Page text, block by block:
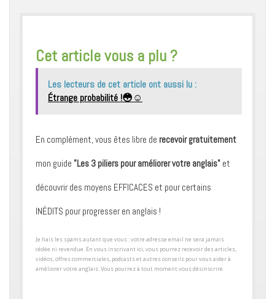
​Cet article vous a plu ?
Les lecteurs de cet article ont aussi lu :
Étrange probabilité !😳☺️
En complément, vous êtes libre de recevoir gratuitement
mon guide "Les 3 piliers pour améliorer votre anglais" et
découvrir des moyens ​EFFICACES et pour certains ​
INÉDITS pour progresser en anglais !
​Je hais les spams autant que vous : votre adresse email ne sera jamais
cédée ni revendue. En vous inscrivant ici, vous pourrez recevoir des articles,
vidéos, offres commerciales, podcasts et autres conseils pour ​vous aider à
améliorer votre anglais. Vous pourrez à tout moment vous désinscrire.